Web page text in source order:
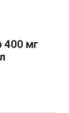
400 мг